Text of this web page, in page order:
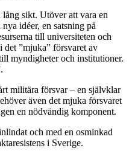
sikt. Utöver att vara en
idéer, en satsning på
till universiteten och
det ”mjuka” försvaret av
myndigheter och institutioner.
militära försvar – en självklar
även det mjuka försvaret
en nödvändig komponent.
och med en osminkad
i Sverige.